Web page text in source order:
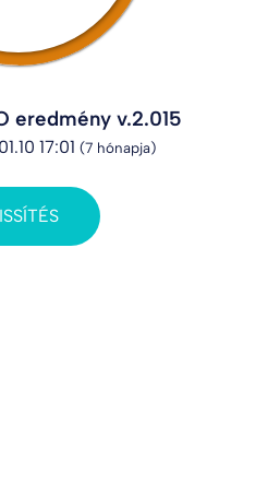
eredmény v.2.015
17:01 (7 hónapja)